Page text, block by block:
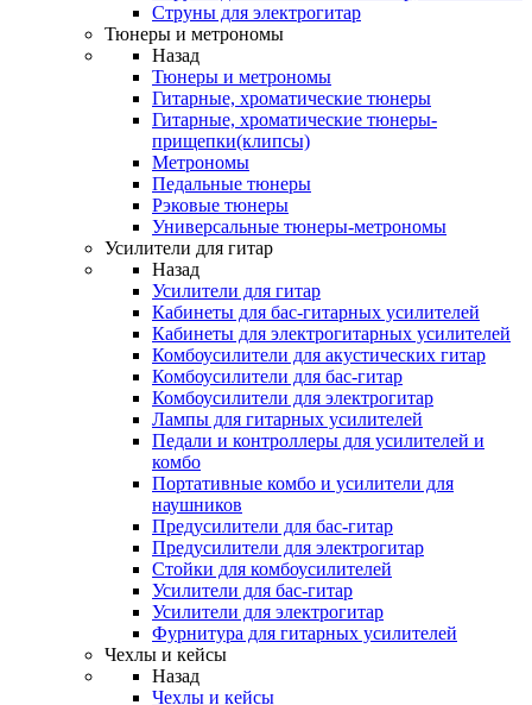
Струны для электрогитар
Тюнеры и метрономы
Назад
Тюнеры и метрономы
Гитарные, хроматические тюнеры
Гитарные, хроматические тюнеры-
прищепки(клипсы)
Метрономы
Педальные тюнеры
Рэковые тюнеры
Универсальные тюнеры-метрономы
Усилители для гитар
Назад
Усилители для гитар
Кабинеты для бас-гитарных усилителей
Кабинеты для электрогитарных усилителей
Комбоусилители для акустических гитар
Комбоусилители для бас-гитар
Комбоусилители для электрогитар
Лампы для гитарных усилителей
Педали и контроллеры для усилителей и
комбо
Портативные комбо и усилители для
наушников
Предусилители для бас-гитар
Предусилители для электрогитар
Стойки для комбоусилителей
Усилители для бас-гитар
Усилители для электрогитар
Фурнитура для гитарных усилителей
Чехлы и кейсы
Назад
Чехлы и кейсы